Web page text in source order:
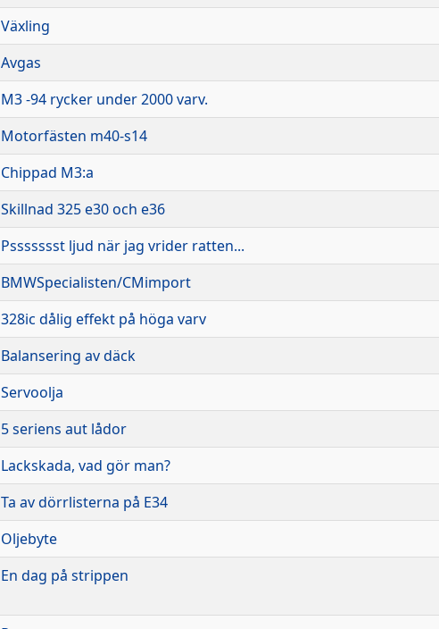
Växling
Avgas
M3 -94 rycker under 2000 varv.
Motorfästen m40-s14
Chippad M3:a
Skillnad 325 e30 och e36
Pssssssst ljud när jag vrider ratten...
BMWSpecialisten/CMimport
328ic dålig effekt på höga varv
Balansering av däck
Servoolja
5 seriens aut lådor
Lackskada, vad gör man?
Ta av dörrlisterna på E34
Oljebyte
En dag på strippen